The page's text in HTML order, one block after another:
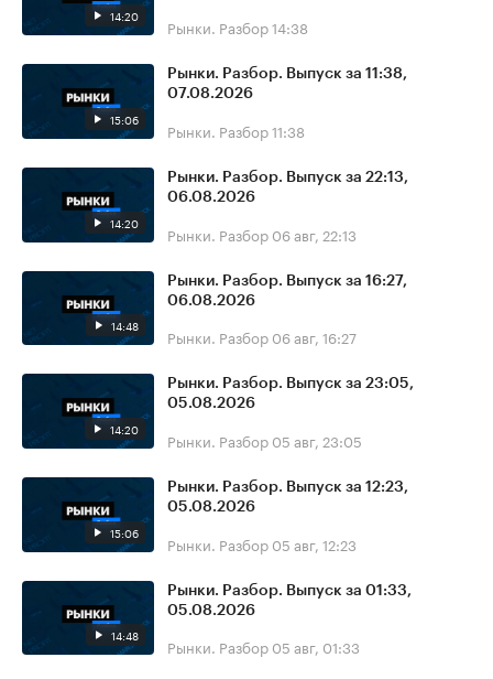
14:20 Рынки. Разбор14:38
15:06
Рынки. Разбор. Выпуск за 11:38,
07.08.2026
Рынки. Разбор11:38
14:20
Рынки. Разбор. Выпуск за 22:13,
06.08.2026
Рынки. Разбор 06 авг, 22:13
14:48
Рынки. Разбор. Выпуск за 16:27,
06.08.2026
Рынки. Разбор 06 авг, 16:27
14:20
Рынки. Разбор. Выпуск за 23:05,
05.08.2026
Рынки. Разбор 05 авг, 23:05
15:06
Рынки. Разбор. Выпуск за 12:23,
05.08.2026
Рынки. Разбор 05 авг, 12:23
14:48
Рынки. Разбор. Выпуск за 01:33,
05.08.2026
Рынки. Разбор 05 авг, 01:33